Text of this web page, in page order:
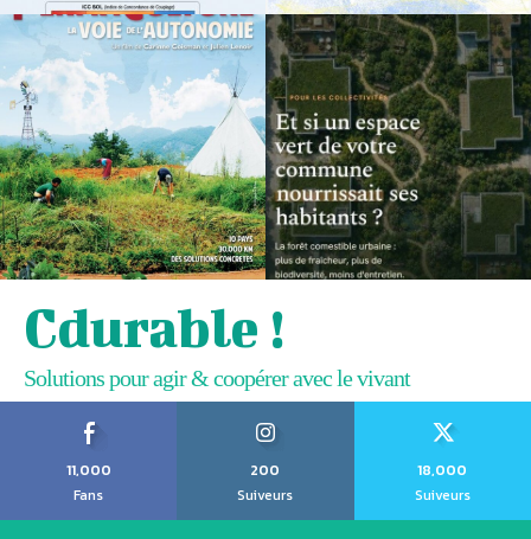
Cdurable !
Solutions pour agir & coopérer avec le vivant
11,000
Fans
200
Suiveurs
18,000
Suiveurs